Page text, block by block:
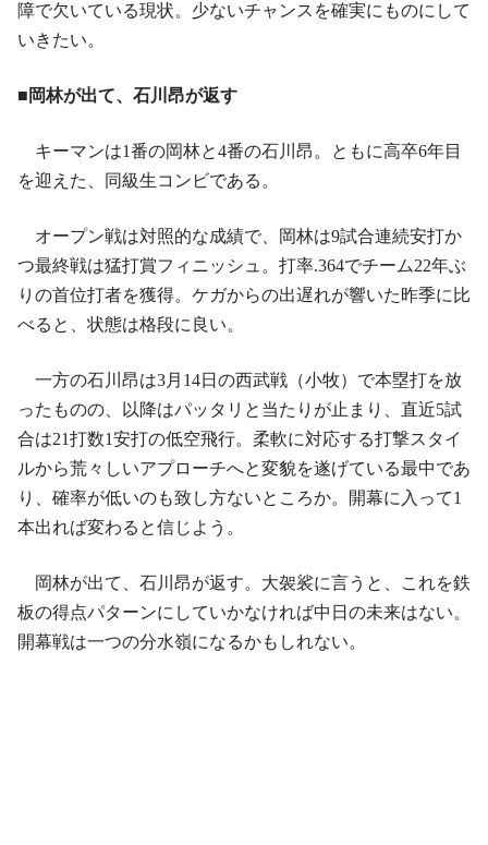
障で欠いている現状。少ないチャンスを確実にものにして
いきたい。
■岡林が出て、石川昂が返す
キーマンは1番の岡林と4番の石川昂。ともに高卒6年目
を迎えた、同級生コンビである。
オープン戦は対照的な成績で、岡林は9試合連続安打か
つ最終戦は猛打賞フィニッシュ。打率.364でチーム22年ぶ
りの首位打者を獲得。ケガからの出遅れが響いた昨季に比
べると、状態は格段に良い。
一方の石川昂は3月14日の西武戦（小牧）で本塁打を放
ったものの、以降はパッタリと当たりが止まり、直近5試
合は21打数1安打の低空飛行。柔軟に対応する打撃スタイ
ルから荒々しいアプローチへと変貌を遂げている最中であ
り、確率が低いのも致し方ないところか。開幕に入って1
本出れば変わると信じよう。
岡林が出て、石川昂が返す。大袈裟に言うと、これを鉄
板の得点パターンにしていかなければ中日の未来はない。
開幕戦は一つの分水嶺になるかもしれない。